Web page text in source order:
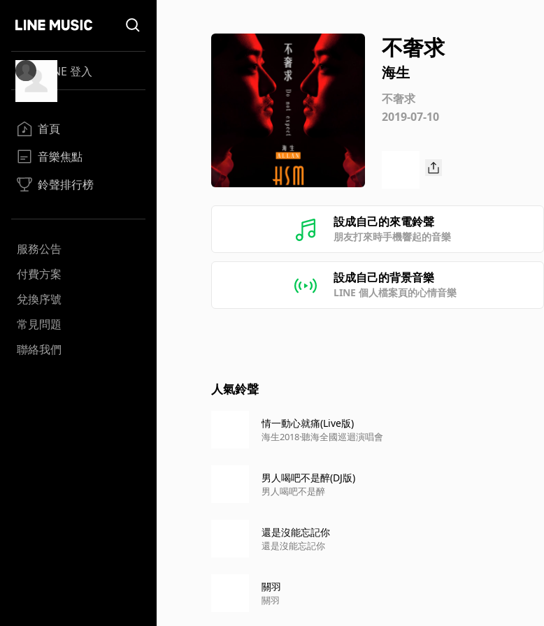
LINE 登入
首頁
音樂焦點
鈴聲排行榜
服務公告
付費方案
兌換序號
常見問題
聯絡我們
不奢求
海生
不奢求
2019-07-10
設成自己的來電鈴聲
朋友打來時手機響起的音樂
設成自己的背景音樂
LINE 個人檔案頁的心情音樂
人氣鈴聲
情一動心就痛(Live版)
海生2018·聽海全國巡迴演唱會
男人喝吧不是醉(DJ版)
男人喝吧不是醉
還是沒能忘記你
還是沒能忘記你
關羽
關羽